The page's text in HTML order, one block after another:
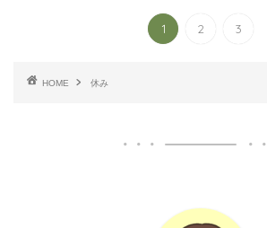
1 2 3
HOME 休み